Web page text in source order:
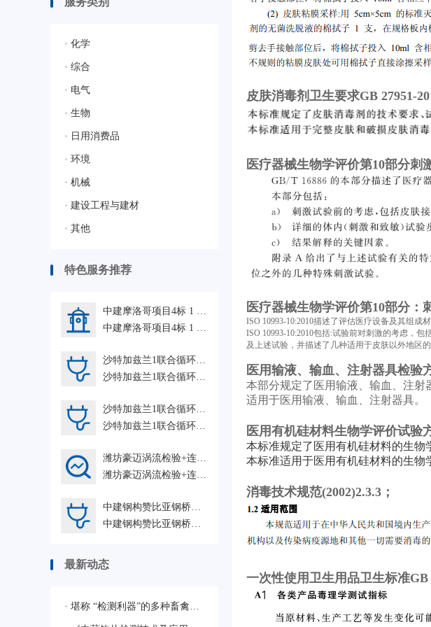
• 化学
• 综合
• 电气
• 生物
• 日用消费品
• 环境
• 机械
• 建设工程与建材
• 其他
特色服务推荐
最新动态
• 堪称 “检测利器”的多种畜禽疫病相关的质控样品
皮肤消毒剂卫生要求GB 27951-
医疗器械生物学评价第10部分刺
医疗器械生物学评价第10部分：
ISO 10993-10:2010描述了评估医疗设备及其组成
ISO 10993-10:2010包括:试验前对刺激的考虑，
及上述试验，并描述了几种适用于皮肤以外地区
医用输液、输血、注射器具检验
本部分规定了医用输液、输血、注射
适用于医用输液、输血、注射器具。
医用有机硅材料生物学评价试验
本标准规定了医用有机硅材料的生物
本标准适用于医用有机硅材料的生物
消毒技术规范(2002)2.3.3；
一次性使用卫生用品卫生标准GB